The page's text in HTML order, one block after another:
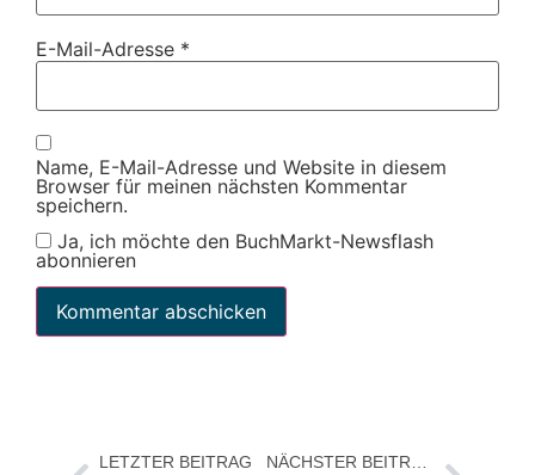
E-Mail-Adresse *
Name, E-Mail-Adresse und Website in diesem
Browser für meinen nächsten Kommentar
speichern.
Ja, ich möchte den BuchMarkt-Newsflash
abonnieren
LETZTER BEITRAG